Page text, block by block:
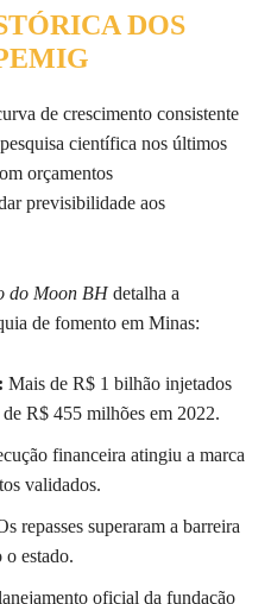
DOS
de crescimento consistente
científica nos últimos
orçamentos
previsibilidade aos
do Moon BHdetalha a
de fomento em Minas:
Mais de R$ 1 bilhão injetados
R$ 455 milhões em 2022.
financeira atingiu a marca
validados.
repasses superaram a barreira
estado.
oficial da fundação